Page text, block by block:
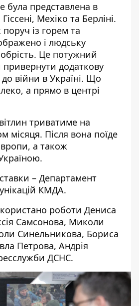
була представлена в
Мехіко та Берліні.
із горем та
і людську
Це потужний
привернути додаткову
до війни в Україні. Що
а прямо в центрі
триватиме на
місяця. Після вона поїде
а також
– Департамент
КМДА.
роботи Дениса
Самсонова, Миколи
Синельникова, Бориса
Петрова, Андрія
ДСНС.